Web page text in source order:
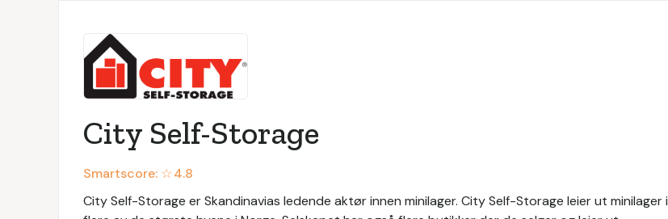
City Self-Storage
Smartscore: ☆4.8
City Self-Storage er Skandinavias ledende aktør innen minilager. City Self-Storage leier ut minilager i